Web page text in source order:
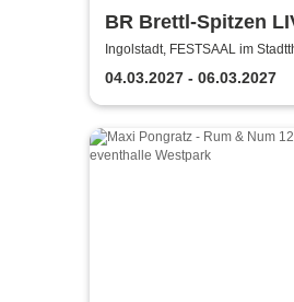
BR Brettl-Spitzen
Ingolstadt, FESTSAAL im
Ingolstadt
04.03.2027 - 06.03.2027